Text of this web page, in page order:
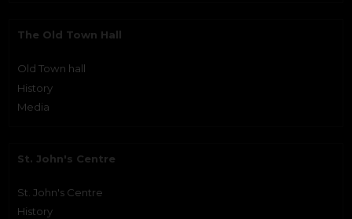
The Old Town Hall
Old Town hall
History
Media
St. John's Centre
St. John's Centre
History